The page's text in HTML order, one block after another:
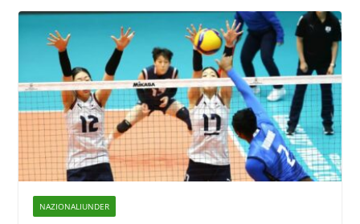
NAZIONALIUNDER